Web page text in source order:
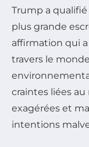
Trump a qualifié
plus grande
affirmation qui
travers le
craintes liées
exagérées et
intentions